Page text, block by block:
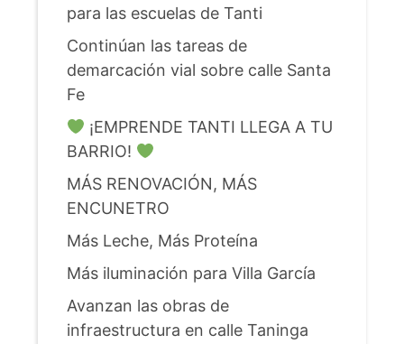
para las escuelas de Tanti
Continúan las tareas de
demarcación vial sobre calle Santa
Fe
¡EMPRENDE TANTI LLEGA A TU
BARRIO!
MÁS RENOVACIÓN, MÁS
ENCUNETRO
Más Leche, Más Proteína
Más iluminación para Villa García
Avanzan las obras de
infraestructura en calle Taninga